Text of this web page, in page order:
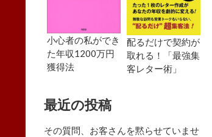
小心者の私ができ
た年収1200万円
獲得法
配るだけで契約が
取れる！「最強集
客レター術」
最近の投稿
その質問、お客さんを黙らせていませ